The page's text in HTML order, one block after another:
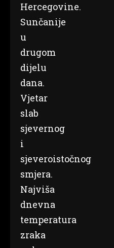
Hercegovine.
Sunčanije
u
drugom
dijelu
dana.
Vjetar
slab
sjevernog
i
sjeveroistočnog
smjera.
Najviša
dnevna
temperatura
zraka